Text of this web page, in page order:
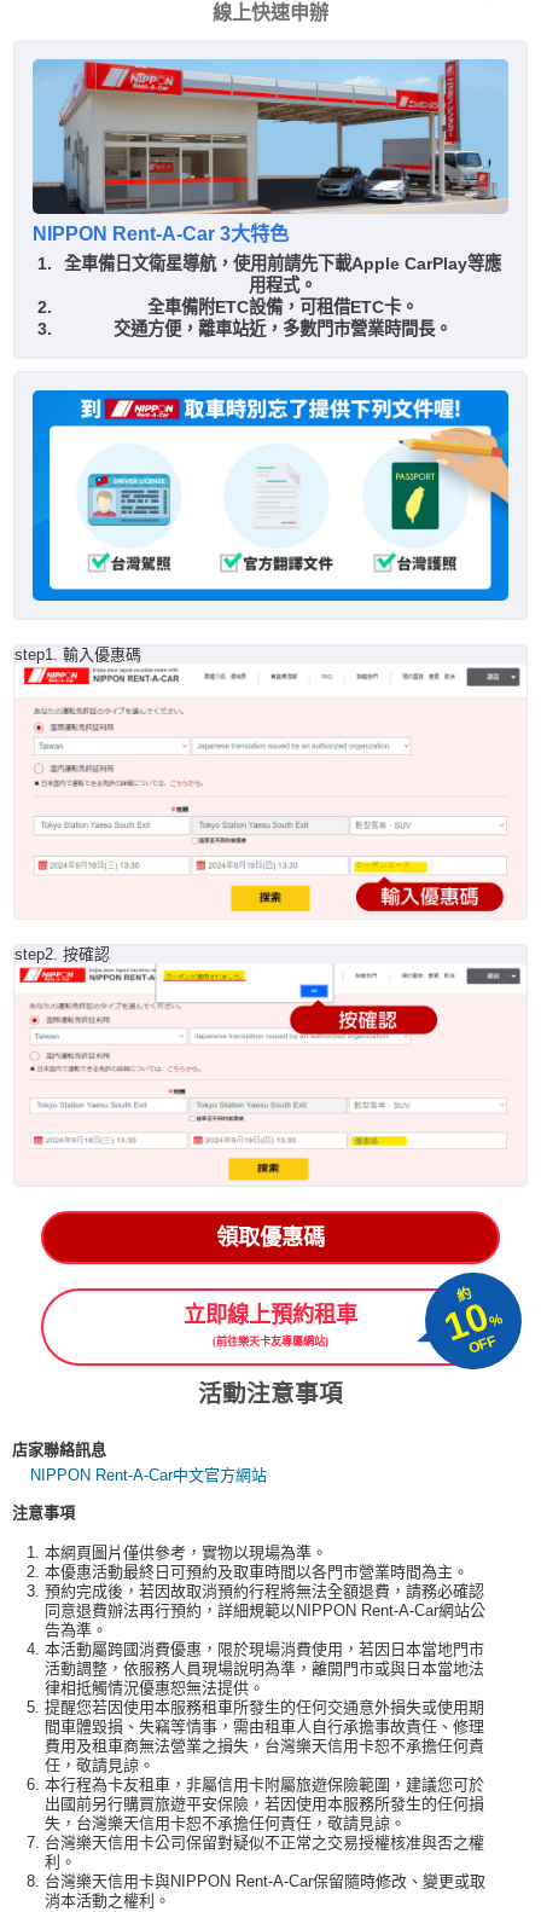
線上快速申辦
NIPPON Rent-A-Car 3大特色
全車備日文衛星導航，使用前請先下載Apple CarPlay等應
用程式。
全車備附ETC設備，可租借ETC卡。
交通方便，離車站近，多數門市營業時間長。
step1. 輸入優惠碼
step2. 按確認
領取優惠碼
立即線上預約租車
(前往樂天卡友專屬網站)
約
10%
OFF
活動注意事項
店家聯絡訊息
NIPPON Rent-A-Car中文官方網站
注意事項
本網頁圖片僅供參考，實物以現場為準。
本優惠活動最終日可預約及取車時間以各門市營業時間為主。
預約完成後，若因故取消預約行程將無法全額退費，請務必確認
同意退費辦法再行預約，詳細規範以NIPPON Rent-A-Car網站公
告為準。
本活動屬跨國消費優惠，限於現場消費使用，若因日本當地門市
活動調整，依服務人員現場說明為準，離開門市或與日本當地法
律相抵觸情況優惠恕無法提供。
提醒您若因使用本服務租車所發生的任何交通意外損失或使用期
間車體毀損、失竊等情事，需由租車人自行承擔事故責任、修理
費用及租車商無法營業之損失，台灣樂天信用卡恕不承擔任何責
任，敬請見諒。
本行程為卡友租車，非屬信用卡附屬旅遊保險範圍，建議您可於
出國前另行購買旅遊平安保險，若因使用本服務所發生的任何損
失，台灣樂天信用卡恕不承擔任何責任，敬請見諒。
台灣樂天信用卡公司保留對疑似不正常之交易授權核准與否之權
利。
台灣樂天信用卡與NIPPON Rent-A-Car保留隨時修改、變更或取
消本活動之權利。